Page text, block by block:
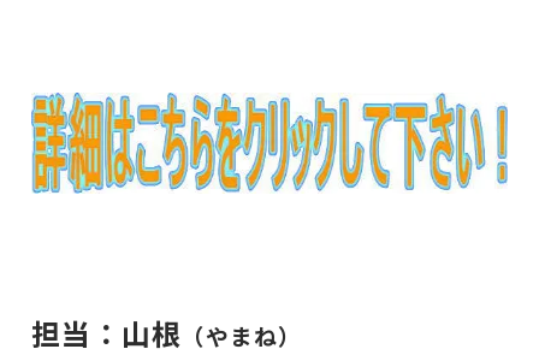
担当：山根 （やまね）